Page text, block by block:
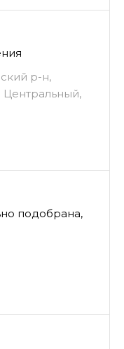
р-н,
Центральный,
подобрана,